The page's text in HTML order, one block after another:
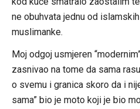
ne obuhvata jednu od
muslimanke.
Moj odgoj usmjeren
zasnivao na tome da sama
o svemu i granica skoro da i
sama” bio je moto koji je bio